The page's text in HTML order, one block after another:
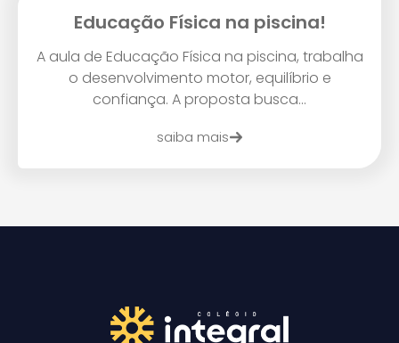
Educação Física na piscina!
A aula de Educação Física na piscina, trabalha
o desenvolvimento motor, equilíbrio e
confiança. A proposta busca...
saiba mais